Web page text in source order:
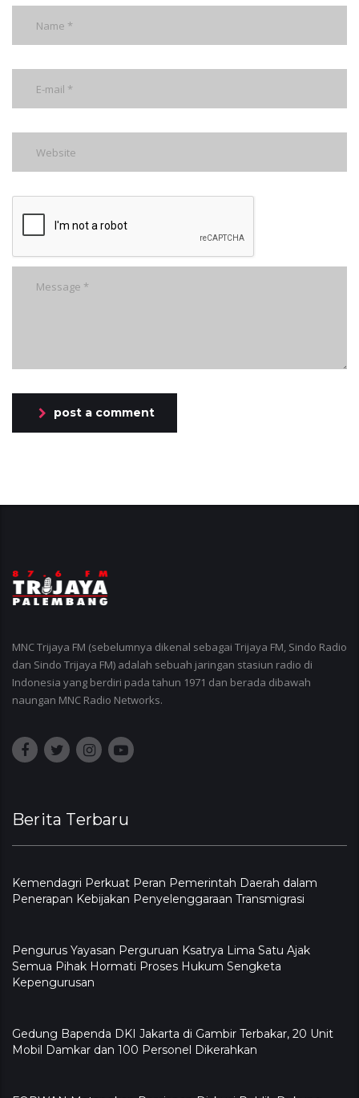
post a comment
MNC Trijaya FM (sebelumnya dikenal sebagai Trijaya FM, Sindo Radio
dan Sindo Trijaya FM) adalah sebuah jaringan stasiun radio di
Indonesia yang berdiri pada tahun 1971 dan berada dibawah
naungan MNC Radio Networks.
Berita Terbaru
Kemendagri Perkuat Peran Pemerintah Daerah dalam
Penerapan Kebijakan Penyelenggaraan Transmigrasi
Pengurus Yayasan Perguruan Ksatrya Lima Satu Ajak
Semua Pihak Hormati Proses Hukum Sengketa
Kepengurusan
Gedung Bapenda DKI Jakarta di Gambir Terbakar, 20 Unit
Mobil Damkar dan 100 Personel Dikerahkan